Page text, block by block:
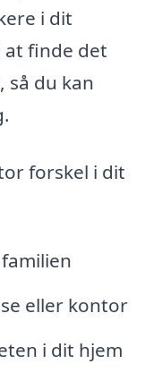
i dit
finde det
du kan
forskel i dit
eller kontor
i dit hjem